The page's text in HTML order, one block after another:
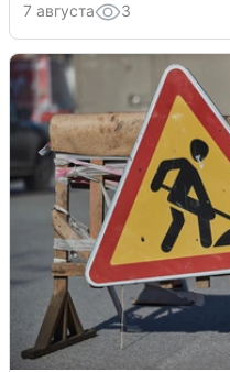
7 августа 3